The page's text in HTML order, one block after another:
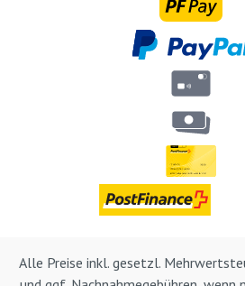
Alle Preise inkl. gesetzl.